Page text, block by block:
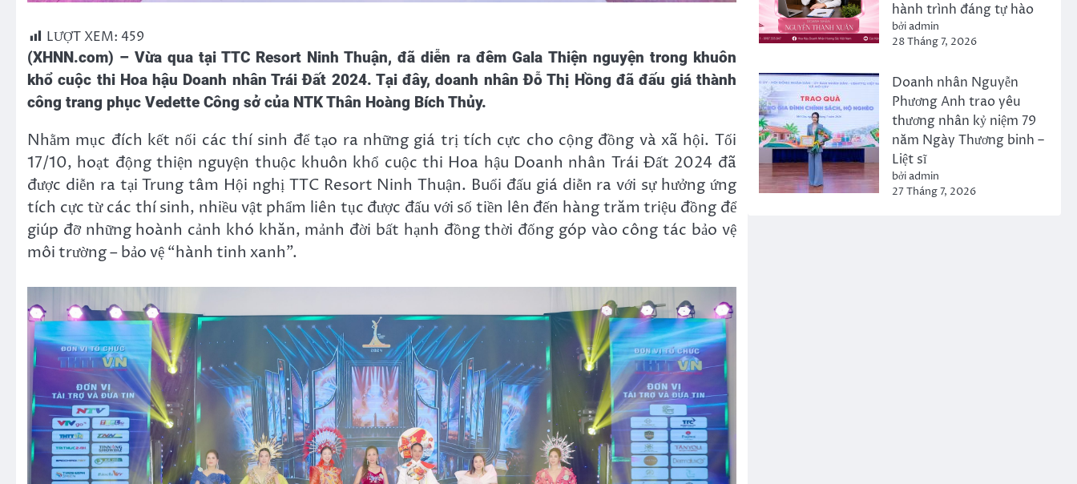
LƯỢT XEM: 459
(XHNN.com) – Vừa qua tại TTC Resort Ninh Thuận, đã diễn ra đêmGalaThiện nguyện trong khuôn
khổ cuộc thi Hoa hậu Doanh nhân Trái Đất 2024. Tại đây, doanh nhân Đỗ Thị Hồng đã đấu giá thành
công trang phục Vedette Công sở của NTK Thân Hoàng Bích Thủy.
Nhằm mục đích kết nối các thí sinh để tạo ra những giá trị tích cực cho cộng đồng và xã hội. Tối
17/10, hoạt động thiện nguyện thuộc khuôn khổ cuộc thi Hoa hậu Doanh nhân Trái Đất 2024 đã
được diễn ra tại Trung tâm Hội nghị TTC Resort Ninh Thuận. Buổi đấu giá diễn ra với sự hưởng ứng
tích cực từ các thí sinh, nhiều vật phẩm liên tục được đấu với số tiền lên đến hàng trăm triệu đồng để
giúp đỡ những hoành cảnh khó khăn, mảnh đời bất hạnh đồng thời đống góp vào công tác bảo vệ
môi trường – bảo vệ “hành tinh xanh”.
hành trình đáng tự hào
bởi admin
28 Tháng 7, 2026
Doanh nhân Nguyễn
Phương Anh trao yêu
thương nhân kỷ niệm 79
năm Ngày Thương binh –
Liệt sĩ
bởi admin
27 Tháng 7, 2026